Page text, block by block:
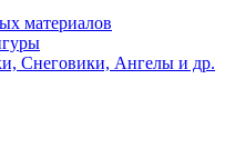
материалов
Снеговики, Ангелы и др.